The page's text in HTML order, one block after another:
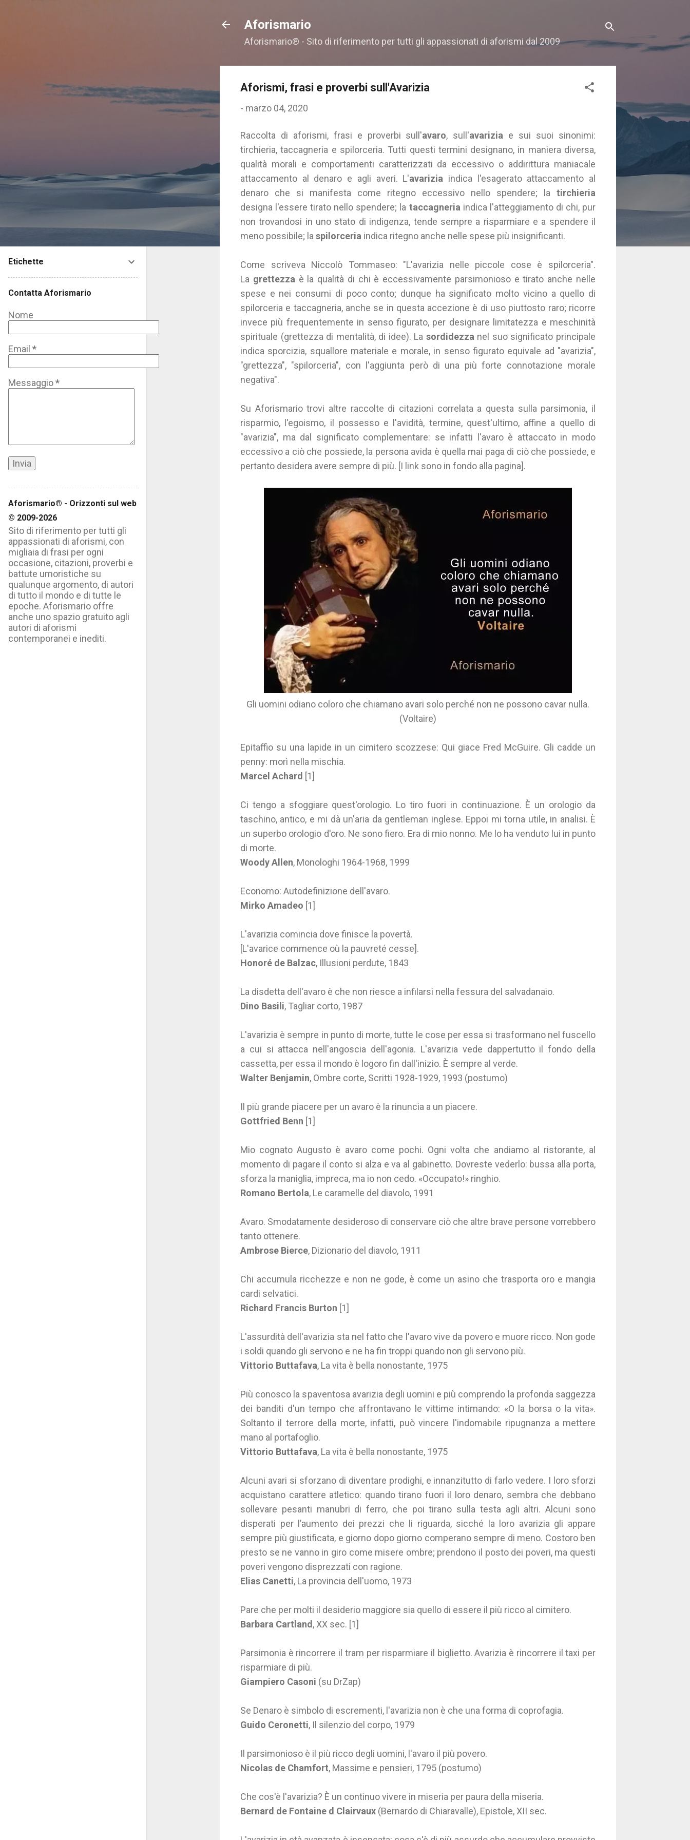
Aforismario
Aforismario® - Sito di riferimento per tutti gli appassionati di aforismi dal 2009
Aforismi, frasi e proverbi sull'Avarizia
- marzo 04, 2020
Raccolta di aforismi, frasi e proverbi sull'avaro, sull'avarizia e sui suoi sinonimi:
tirchieria, taccagneria e spilorceria. Tutti questi termini designano, in maniera diversa,
qualità morali e comportamenti caratterizzati da eccessivo o addirittura maniacale
attaccamento al denaro e agli averi. L'avarizia indica l'esagerato attaccamento al
denaro che si manifesta come ritegno eccessivo nello spendere; la tirchieria
designa l'essere tirato nello spendere; la taccagneria indica l'atteggiamento di chi, pur
non trovandosi in uno stato di indigenza, tende sempre a risparmiare e a spendere il
meno possibile; la spilorceria indica ritegno anche nelle spese più insignificanti.
Come scriveva Niccolò Tommaseo: "L'avarizia nelle piccole cose è spilorceria".
La grettezza è la qualità di chi è eccessivamente parsimonioso e tirato anche nelle
spese e nei consumi di poco conto; dunque ha significato molto vicino a quello di
spilorceria e taccagneria, anche se in questa accezione è di uso piuttosto raro; ricorre
invece più frequentemente in senso figurato, per designare limitatezza e meschinità
spirituale (grettezza di mentalità, di idee). La sordidezza nel suo significato principale
indica sporcizia, squallore materiale e morale, in senso figurato equivale ad "avarizia",
"grettezza", "spilorceria", con l'aggiunta però di una più forte connotazione morale
negativa".
Su Aforismario trovi altre raccolte di citazioni correlata a questa sulla parsimonia, il
risparmio, l'egoismo, il possesso e l'avidità, termine, quest'ultimo, affine a quello di
"avarizia", ma dal significato complementare: se infatti l'avaro è attaccato in modo
eccessivo a ciò che possiede, la persona avida è quella mai paga di ciò che possiede, e
pertanto desidera avere sempre di più. [I link sono in fondo alla pagina].
Gli uomini odiano coloro che chiamano avari solo perché non ne possono cavar nulla.
(Voltaire)
Epitaffio su una lapide in un cimitero scozzese: Qui giace Fred McGuire. Gli cadde un
penny: morì nella mischia.
Marcel Achard [1]
Ci tengo a sfoggiare quest'orologio. Lo tiro fuori in continuazione. È un orologio da
taschino, antico, e mi dà un'aria da gentleman inglese. Eppoi mi torna utile, in analisi. È
un superbo orologio d'oro. Ne sono fiero. Era di mio nonno. Me lo ha venduto lui in punto
di morte.
Woody Allen, Monologhi 1964-1968, 1999
Economo: Autodefinizione dell'avaro.
Mirko Amadeo [1]
L'avarizia comincia dove finisce la povertà.
[L'avarice commence où la pauvreté cesse].
Honoré de Balzac, Illusioni perdute, 1843
La disdetta dell'avaro è che non riesce a infilarsi nella fessura del salvadanaio.
Dino Basili, Tagliar corto, 1987
L'avarizia è sempre in punto di morte, tutte le cose per essa si trasformano nel fuscello
a cui si attacca nell'angoscia dell'agonia. L'avarizia vede dappertutto il fondo della
cassetta, per essa il mondo è logoro fin dall'inizio. È sempre al verde.
Walter Benjamin, Ombre corte, Scritti 1928-1929, 1993 (postumo)
Il più grande piacere per un avaro è la rinuncia a un piacere.
Gottfried Benn [1]
Mio cognato Augusto è avaro come pochi. Ogni volta che andiamo al ristorante, al
momento di pagare il conto si alza e va al gabinetto. Dovreste vederlo: bussa alla porta,
sforza la maniglia, impreca, ma io non cedo. «Occupato!» ringhio.
Romano Bertola, Le caramelle del diavolo, 1991
Avaro. Smodatamente desideroso di conservare ciò che altre brave persone vorrebbero
tanto ottenere.
Ambrose Bierce, Dizionario del diavolo, 1911
Chi accumula ricchezze e non ne gode, è come un asino che trasporta oro e mangia
cardi selvatici.
Richard Francis Burton [1]
L'assurdità dell'avarizia sta nel fatto che l'avaro vive da povero e muore ricco. Non gode
i soldi quando gli servono e ne ha fin troppi quando non gli servono più.
Vittorio Buttafava, La vita è bella nonostante, 1975
Più conosco la spaventosa avarizia degli uomini e più comprendo la profonda saggezza
dei banditi d'un tempo che affrontavano le vittime intimando: «O la borsa o la vita».
Soltanto il terrore della morte, infatti, può vincere l'indomabile ripugnanza a mettere
mano al portafoglio.
Vittorio Buttafava, La vita è bella nonostante, 1975
Alcuni avari si sforzano di diventare prodighi, e innanzitutto di farlo vedere. I loro sforzi
acquistano carattere atletico: quando tirano fuori il loro denaro, sembra che debbano
sollevare pesanti manubri di ferro, che poi tirano sulla testa agli altri. Alcuni sono
disperati per l’aumento dei prezzi che li riguarda, sicché la loro avarizia gli appare
sempre più giustificata, e giorno dopo giorno comperano sempre di meno. Costoro ben
presto se ne vanno in giro come misere ombre; prendono il posto dei poveri, ma questi
poveri vengono disprezzati con ragione.
Elias Canetti, La provincia dell'uomo, 1973
Pare che per molti il desiderio maggiore sia quello di essere il più ricco al cimitero.
Barbara Cartland , XX sec. [1]
Parsimonia è rincorrere il tram per risparmiare il biglietto. Avarizia è rincorrere il taxi per
risparmiare di più.
Giampiero Casoni (su DrZap)
Se Denaro è simbolo di escrementi, l'avarizia non è che una forma di coprofagia.
Guido Ceronetti, Il silenzio del corpo, 1979
Il parsimonioso è il più ricco degli uomini, l'avaro il più povero.
Nicolas de Chamfort, Massime e pensieri, 1795 (postumo)
Che cos'è l'avarizia? È un continuo vivere in miseria per paura della miseria.
Bernard de Fontaine d Clairvaux (Bernardo di Chiaravalle), Epistole, XII sec.
Etichette
Contatta Aforismario
Nome
Email *
Messaggio*
Aforismario® - Orizzonti sul web
© 2009-2026
Sito di riferimento per tutti gli
appassionati di aforismi, con
migliaia di frasi per ogni
occasione, citazioni, proverbi e
battute umoristiche su
qualunque argomento, di autori
di tutto il mondo e di tutte le
epoche. Aforismario offre
anche uno spazio gratuito agli
autori di aforismi
contemporanei e inediti.